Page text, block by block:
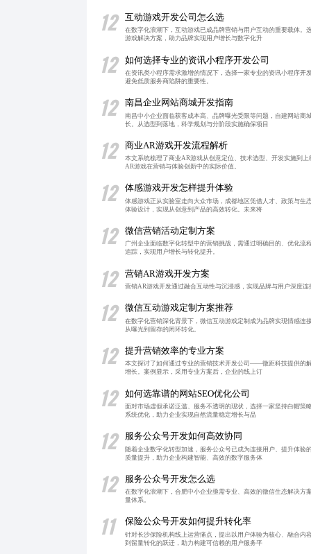
12 互动游戏开发公司怎么选
在数字化浪潮下，互动游戏已成品牌营销与用户互动的重要载体
游戏解决方案，助力品牌实现用户增长与数字化升
12 如何选择专业的资讯小程序开发公司
在资讯类小程序需求激增的情况下，选择一家专业的资讯小程序
避免低质服务商陷阱的重要性。
12 南昌企业网站商城开发指南
南昌中小企业面临获客成本高、品牌曝光受限等问题，自建网站
长。从选型到落地，科学规划与分阶段实施确保项目
12 商业AR游戏开发流程解析
本文系统梳理了商业AR游戏从创意定位、技术选型、开发实施到
AR游戏在营销与体验创新中的实际价值。
12 体感游戏开发怎样提升体验
体感游戏正从实验室走向大众市场，成都地区凭借人才、政策与
体验设计，实现从创意到产品的高效转化。未来将
12 微信营销活动定制方案
广州企业面临数字化转型中的营销挑战，需通过明确目的、优化
追踪，实现用户增长与转化提升。
12 营销AR游戏开发方案
营销AR游戏开发通过融合互动性与沉浸感，实现品牌与用户深度
12 微信互动游戏定制方案推荐
在数字化营销深化背景下，微信互动游戏定制成为品牌实现情感
从曝光到留存的闭环转化。
12 提升营销效率的专业方案
本文探讨了如何通过专业的营销技术开发公司——微距科技提供的
增长。案例显示，采用专业方案后，企业的线上订
12 如何选靠谱的网站SEO优化公司
面对市场虚假承诺泛滥、服务不透明的现状，选择一家坚持白帽
系统优化，助力企业实现自然流量稳定增长与品
12 服务公众号开发如何高效协同
随着企业数字化转型加速，服务公众号已成为连接用户、提升体
质量提升，助力企业构建智能、高效的数字服务体
12 服务公众号开发怎么选
在数字化浪潮下，合肥中小企业亟需专业、高效的微信生态解决
量体系。
11 保险公众号开发如何提升转化率
针对长沙保险机构线上运营痛点，提出以用户体验为核心、融合
到留量转化的跃迁，助力构建可信赖的用户服务平